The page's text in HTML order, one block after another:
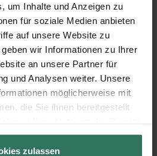
um Inhalte und Anzeigen zu
für soziale Medien anbieten
auf unsere Website zu
wir Informationen zu Ihrer
an unsere Partner für
und Analysen weiter. Unsere
möglicherweise mit
die Sie ihnen bereitgestellt
zulassen
Aufbahrung
die Totenwaschung
Kontext von
Pflegepersonal, häufig
wird. Dabei wird
die Kleidung angezogen, die